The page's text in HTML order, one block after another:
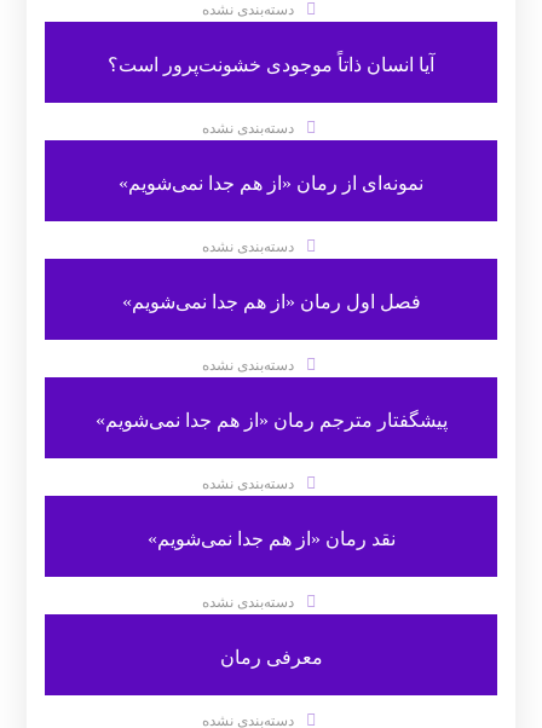
دسته‌بندی نشده
آیا انسان ذاتاً موجودی خشونت‌پرور است؟
دسته‌بندی نشده
نمونه‌ای از رمان «از هم جدا نمی‌شویم»
دسته‌بندی نشده
فصل اول رمان «از هم جدا نمی‌شویم»
دسته‌بندی نشده
پیشگفتار مترجم رمان «از هم جدا نمی‌شویم»
دسته‌بندی نشده
نقد رمان «از هم جدا نمی‌شویم»
دسته‌بندی نشده
معرفی رمان
دسته‌بندی نشده